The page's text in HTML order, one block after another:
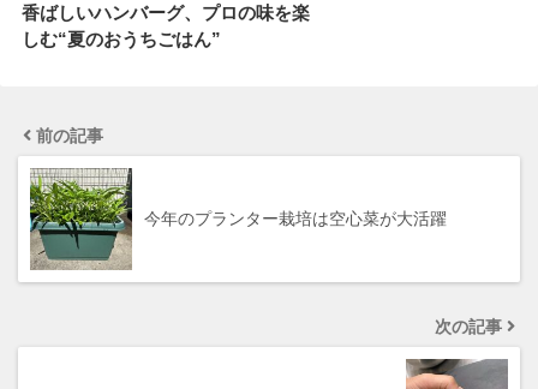
香ばしいハンバーグ、プロの味を楽
しむ“夏のおうちごはん”
前の記事
今年のプランター栽培は空心菜が大活躍
次の記事